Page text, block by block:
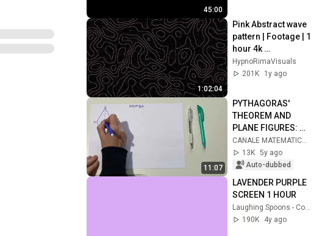
45:00
1:02:04
Pink Abstract wave
pattern | Footage | 1
hour 4k
background
HypnoRimaVisuals
201K
1y ago
11:07
PYTHAGORAS'
THEOREM AND
PLANE FIGURES:
RECTANGLE,
RHOMBUS,
TRAPEZOID
CANALE MATEMATICA E SCIENZE
13K 5y ago
Auto-dubbed
LAVENDER PURPLE
SCREEN 1 HOUR
Laughing Spoons - Color Screens & Screensavers
190K
4y ago